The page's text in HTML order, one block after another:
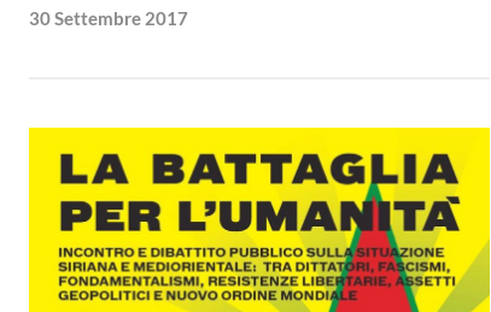
30 Settembre 2017